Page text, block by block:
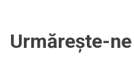
Urmărește-ne